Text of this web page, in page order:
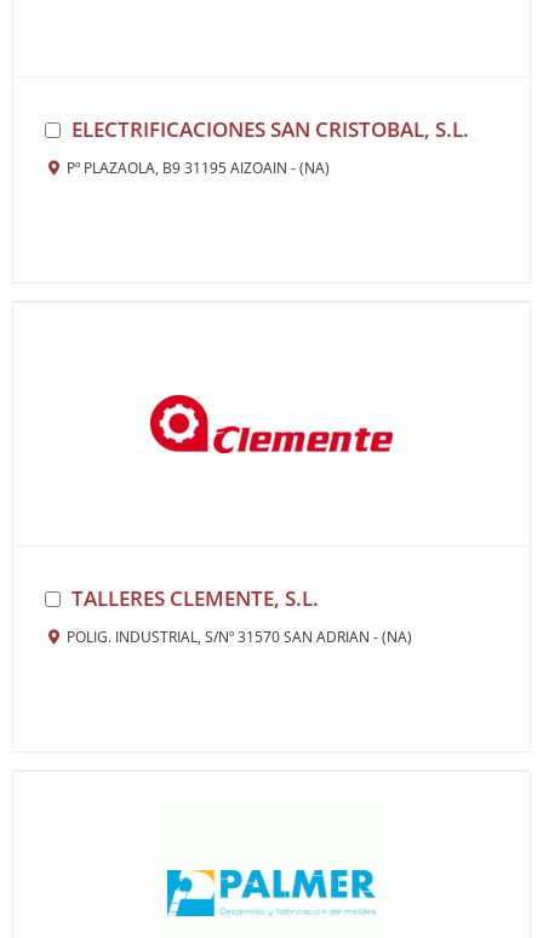
ELECTRIFICACIONES SAN CRISTOBAL, S.L.
Pº PLAZAOLA, B9 31195 AIZOAIN - (NA)
TALLERES CLEMENTE, S.L.
POLIG. INDUSTRIAL, S/Nº 31570 SAN ADRIAN - (NA)